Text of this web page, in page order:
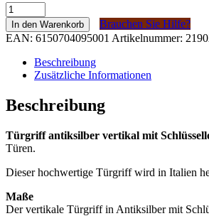
Deurgreep
antiek
Zilver
verticaal
sleutelgat
129x43mm
Menge
In den Warenkorb
Brauchen Sie Hilfe?
EAN: 6150704095001 Artikelnummer:
Beschreibung
Zusätzliche Informationen
Beschreibung
Türgriff antiksilber vertikal mit
Türen.
Dieser hochwertige Türgriff wird in Italien
Maße
Der vertikale Türgriff in Antiksilber mit